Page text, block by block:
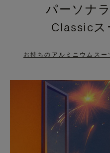
PRESS
PAUSE
PRESS
TO
パーソナ
Classicス
お持ちのアルミニウムス